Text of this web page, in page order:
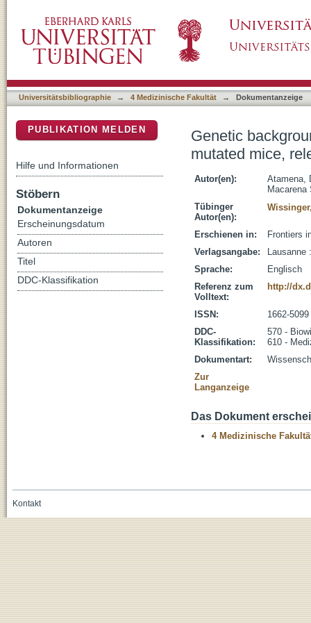
pathogenesis
Universitätsbibliographie → 4 Medizinische Fakultät → Dokumentanzeige
Genetic
mutated mice,
Autor(en):
Atamena,
Macarena
Tübinger
Autor(en):
Erschienen in:
Frontiers
Verlagsangabe:
Lausanne
Sprache:
Englisch
Referenz zum
Volltext:
http://
ISSN:
1662-5099
DDC-
Klassifikation:
570 -
610 -
Dokumentart:
Zur
Langanzeige
Das Dokument
4 Medizinische
PUBLIKATION MELDEN
Hilfe und Informationen
Stöbern
Dokumentanzeige
Erscheinungsdatum
Autoren
Titel
DDC-Klassifikation
Kontakt